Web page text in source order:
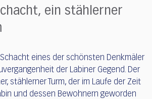
ein stählerner
eines der schönsten Denkmäler
der Labiner Gegend. Der
stählerner Turm, der im Laufe der Zeit
und dessen Bewohnern geworden